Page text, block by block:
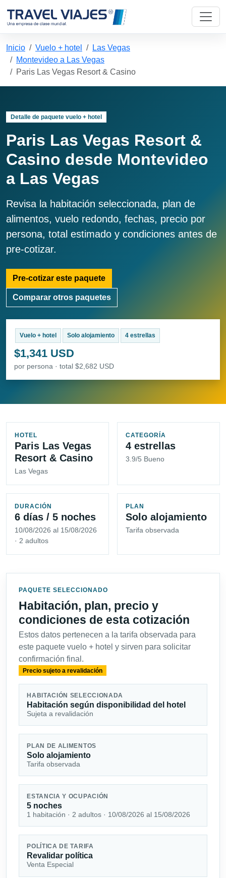
Inicio Vuelo + hotel
Las Vegas
Montevideo a Las Vegas
Paris Las Vegas Resort & Casino
Detalle de paquete vuelo + hotel
Paris Las Vegas Resort &
Casino desde Montevideo
a Las Vegas
Revisa la habitación seleccionada, plan de
alimentos, vuelo redondo, fechas, precio por
persona, total estimado y condiciones antes de
pre-cotizar.
Pre-cotizar este paquete
Comparar otros paquetes
Vuelo + hotel Solo alojamiento 4 estrellas
$1,341 USD
por persona · total $2,682 USD
HOTEL
Paris Las Vegas
Resort & Casino
Las Vegas
CATEGORÍA
4 estrellas
3.9/5 Bueno
DURACIÓN
6 días / 5 noches
10/08/2026 al 15/08/2026
· 2 adultos
PLAN
Solo alojamiento
Tarifa observada
PAQUETE SELECCIONADO
Habitación, plan, precio y
condiciones de esta cotización
Estos datos pertenecen a la tarifa observada para
este paquete vuelo + hotel y sirven para solicitar
confirmación final.
Precio sujeto a revalidación
HABITACIÓN SELECCIONADA
Habitación según disponibilidad del hotel
Sujeta a revalidación
PLAN DE ALIMENTOS
Solo alojamiento
Tarifa observada
ESTANCIA Y OCUPACIÓN
5 noches
1 habitación · 2 adultos · 10/08/2026 al 15/08/2026
POLÍTICA DE TARIFA
Revalidar política
Venta Especial